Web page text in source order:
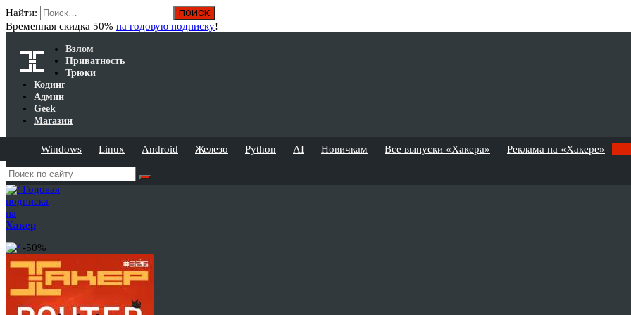
Найти:
Временная скидка 50% на годовую подписку!
Взлом
Приватность
Трюки
Кодинг
Админ
Geek
Магазин
Windows Linux Android Железо Python AI Новичкам Все выпуски «Хакера» Реклама на «Хакере»
Годовая
подписка
на
Хакер
-50%